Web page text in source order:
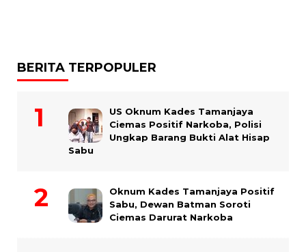
BERITA TERPOPULER
US Oknum Kades Tamanjaya
Ciemas Positif Narkoba, Polisi
Ungkap Barang Bukti Alat Hisap
Sabu
Oknum Kades Tamanjaya Positif
Sabu, Dewan Batman Soroti
Ciemas Darurat Narkoba